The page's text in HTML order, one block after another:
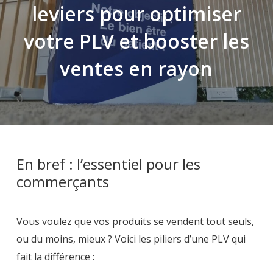
leviers pour optimiser
votre PLV et booster les
ventes en rayon
En bref : l’essentiel pour les
commerçants
Vous voulez que vos produits se vendent tout seuls,
ou du moins, mieux ? Voici les piliers d’une PLV qui
fait la différence :